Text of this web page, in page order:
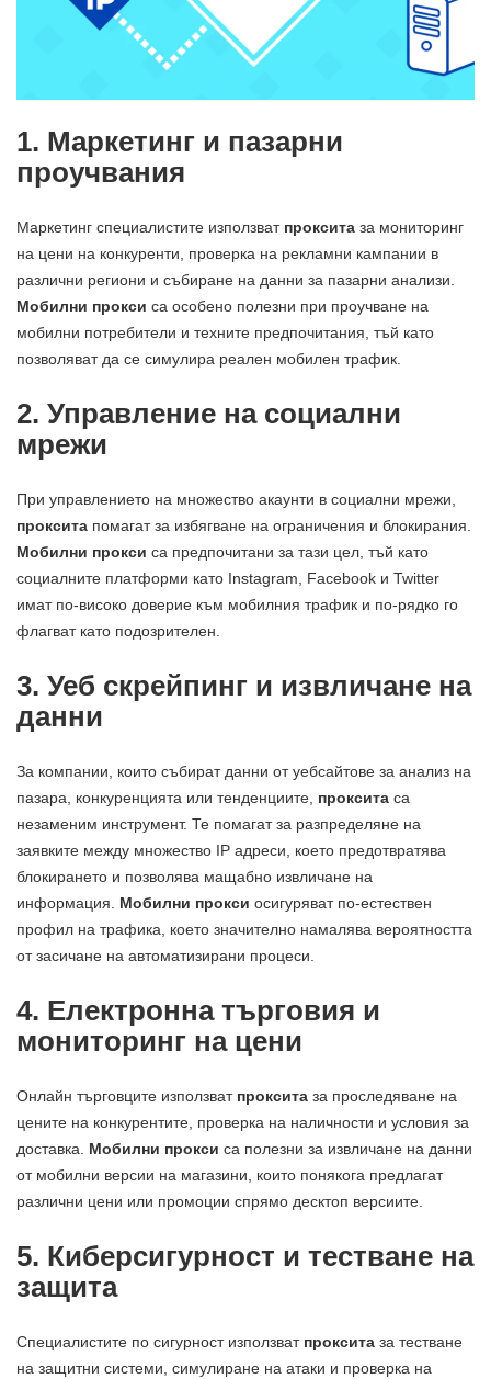
1. Маркетинг и пазарни
проучвания
Маркетинг специалистите използват проксита за мониторинг
на цени на конкуренти, проверка на рекламни кампании в
различни региони и събиране на данни за пазарни анализи.
Мобилни прокси са особено полезни при проучване на
мобилни потребители и техните предпочитания, тъй като
позволяват да се симулира реален мобилен трафик.
2. Управление на социални
мрежи
При управлението на множество акаунти в социални мрежи,
проксита помагат за избягване на ограничения и блокирания.
Мобилни прокси са предпочитани за тази цел, тъй като
социалните платформи като Instagram, Facebook и Twitter
имат по-високо доверие към мобилния трафик и по-рядко го
флагват като подозрителен.
3. Уеб скрейпинг и извличане на
данни
За компании, които събират данни от уебсайтове за анализ на
пазара, конкуренцията или тенденциите, проксита са
незаменим инструмент. Те помагат за разпределяне на
заявките между множество IP адреси, което предотвратява
блокирането и позволява мащабно извличане на
информация. Мобилни прокси осигуряват по-естествен
профил на трафика, което значително намалява вероятността
от засичане на автоматизирани процеси.
4. Електронна търговия и
мониторинг на цени
Онлайн търговците използват проксита за проследяване на
цените на конкурентите, проверка на наличности и условия за
доставка. Мобилни прокси са полезни за извличане на данни
от мобилни версии на магазини, които понякога предлагат
различни цени или промоции спрямо десктоп версиите.
5. Киберсигурност и тестване на
защита
Специалистите по сигурност използват проксита за тестване
на защитни системи, симулиране на атаки и проверка на